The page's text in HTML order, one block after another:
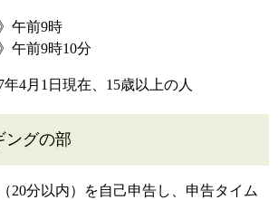
午前9時
午前9時10分
年4月1日現在、15歳以上の人
ングの部
20分以内）を自己申告し、申告タイム